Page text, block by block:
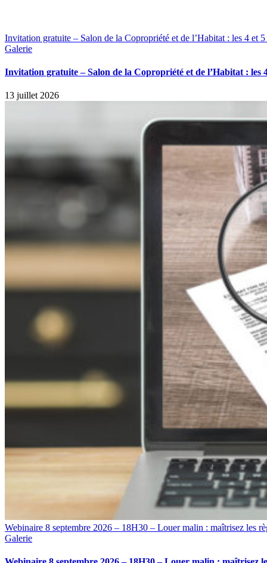
Invitation gratuite – Salon de la Copropriété et de l’Habitat : les 4 et
Galerie
Invitation gratuite – Salon de la Copropriété et de l’Habitat : les
13 juillet 2026
Webinaire 8 septembre 2026 – 18H30 – Louer malin : maîtrisez les
Galerie